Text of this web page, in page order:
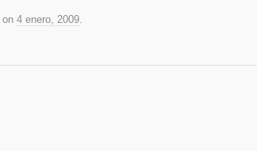
on 4 enero, 2009.